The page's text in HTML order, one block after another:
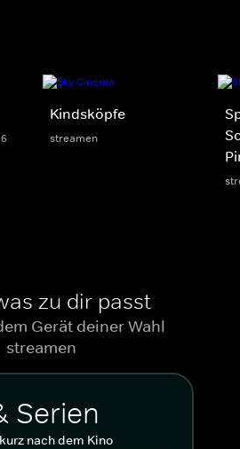
Kindsköpfe
streamen
zu dir passt
Gerät deiner Wahl
streamen
Serien
nach dem Kino